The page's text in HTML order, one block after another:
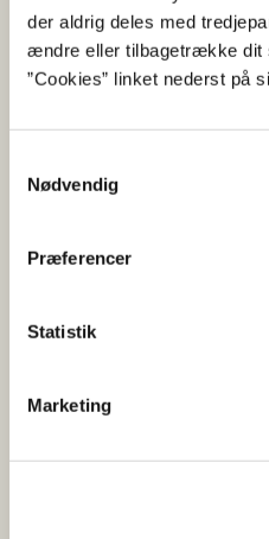
der aldrig deles med
ændre eller tilbagetrække dit
”Cookies” linket nederst på
Nødvendig
Præferencer
Statistik
Marketing
dig og din arbejdsplads her:
Maddag 2025 for børn
Læs mere